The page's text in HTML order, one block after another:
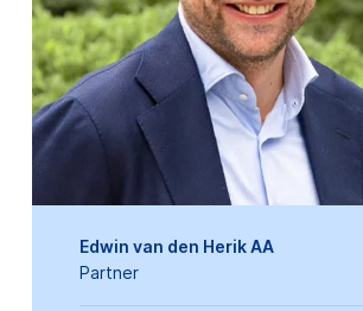
Edwin van den Herik AA
Partner